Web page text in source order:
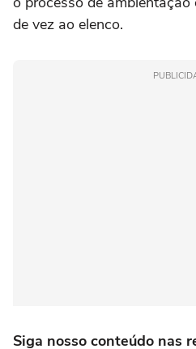
de vez ao elenco.
Siga nosso conteúdo nas